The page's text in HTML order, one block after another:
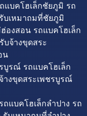
แบคโฮเล็กชัยภูมิ รถ
บเหมาถมที่ชัยภูมิ
องสอน รถแบคโฮเล็ก
จ้างขุดสระ
น
บูรณ์ รถแบคโฮเล็ก
างขุดสระเพชรบูรณ์
ถแบคโฮเล็กลำปาง รถ